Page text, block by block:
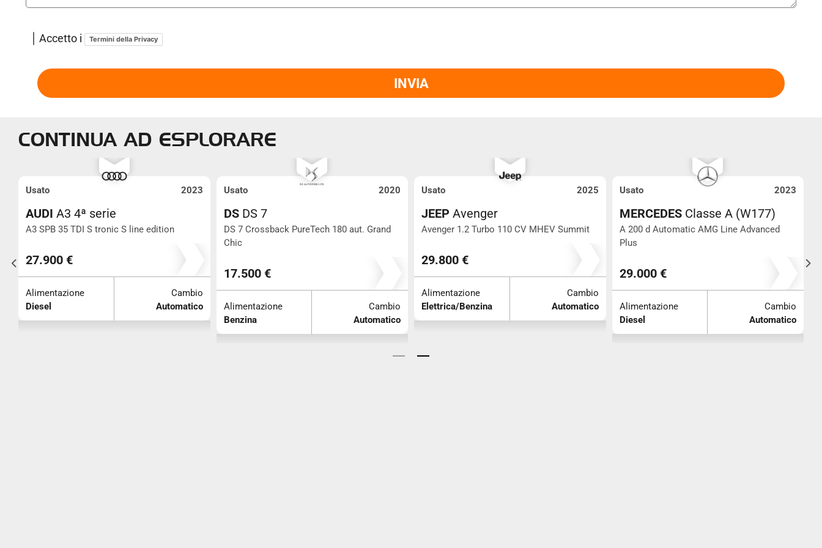
Accetto i Termini della Privacy
INVIA
CONTINUA AD ESPLORARE
Usato 2023
AUDI A3 4ª serie
A3 SPB 35 TDI S tronic S line edition
69.380
27.900 €
Alimentazione
Diesel
Cambio
Automatico
Usato 2020
DS DS 7
DS 7 Crossback PureTech 180 aut. Grand
Chic
17.500 €
Alimentazione
Benzina
Cambio
Automatico
Usato 2025
JEEP Avenger
Avenger 1.2 Turbo 110 CV MHEV Summit
10
29.800 €
Alimentazione
Elettrica/Benzina
Cambio
Automatico
Usato 2023
MERCEDES Classe A (W177)
A 200 d Automatic AMG Line Advanced
Plus
29.000 €
Alimentazione
Diesel
Cambio
Automatico